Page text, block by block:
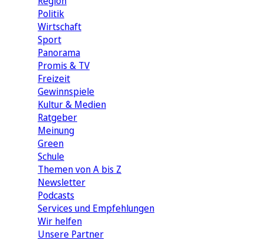
Politik
Wirtschaft
Sport
Panorama
Promis & TV
Freizeit
Gewinnspiele
Kultur & Medien
Ratgeber
Meinung
Green
Schule
Themen von A bis Z
Newsletter
Podcasts
Services und Empfehlungen
Wir helfen
Unsere Partner